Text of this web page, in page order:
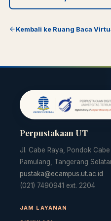
Kembali ke Ruang Baca
Perpustakaan UT
Jl. Cabe Raya, Pondok Cabe
Pamulang, Tangerang
pustaka@ecampus.ut.ac.id
(021) 7490941 ext. 2204
JAM LAYANAN